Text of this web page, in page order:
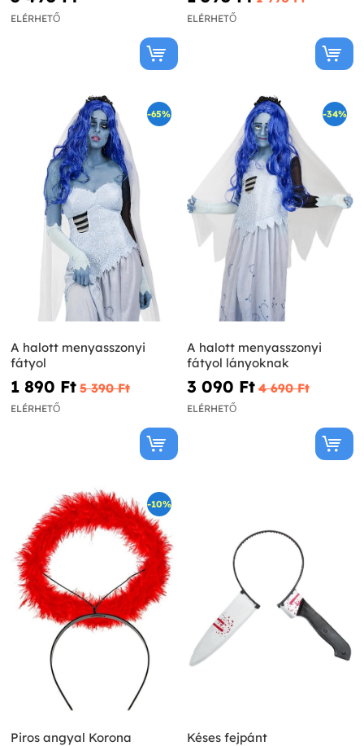
ELÉRHETŐ ELÉRHETŐ
-65%
A halott menyasszonyi
fátyol
1 890 Ft‎ 5 390 Ft‎
ELÉRHETŐ
-34%
A halott menyasszonyi
fátyol lányoknak
3 090 Ft‎ 4 690 Ft‎
ELÉRHETŐ
-10%
Piros angyal Korona Késes fejpánt